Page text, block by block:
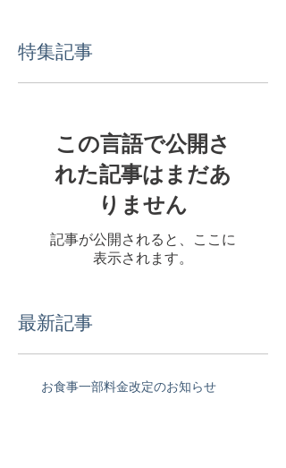
特集記事
この言語で公開さ
れた記事はまだあ
りません
記事が公開されると、ここに
表示されます。
最新記事
お食事一部料金改定のお知らせ